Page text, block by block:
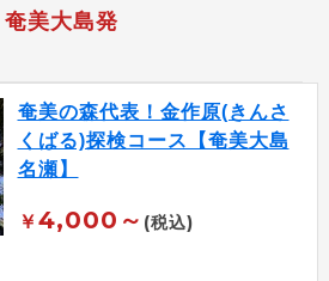
奄美大島発
奄美の森代表！金作原(きんさ
くばる)探検コース【奄美大島
名瀬】
￥4,000～ (税込)